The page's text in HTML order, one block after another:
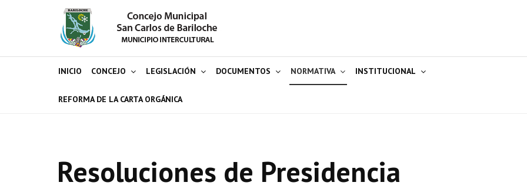
INICIO CONCEJO LEGISLACIÓN DOCUMENTOS NORMATIVA INSTITUCIONAL
REFORMA DE LA CARTA ORGÁNICA
Resoluciones de Presidencia